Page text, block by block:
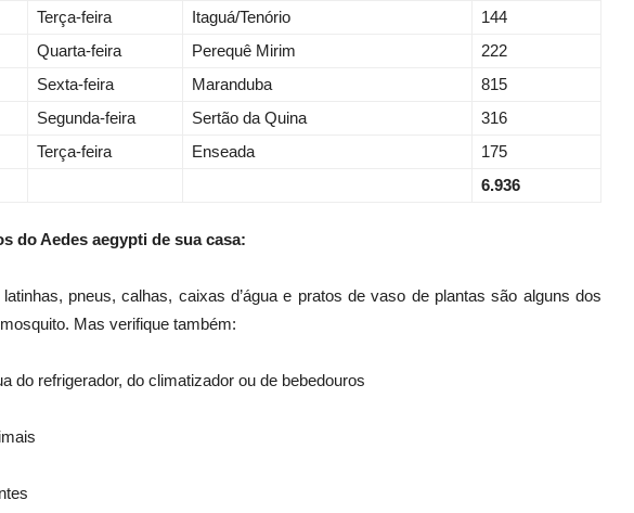
Terça-feira Itaguá/Tenório
144
Quarta-feira Perequê Mirim
222
Sexta-feira Maranduba
815
Segunda-feira Sertão da Quina
316
Terça-feira Enseada
175
6.936
do Aedes aegypti de sua casa:
pneus, calhas, caixas d’água e pratos de vaso de plantas são alguns dos
Mas verifique também:
do refrigerador, do climatizador ou de bebedouros